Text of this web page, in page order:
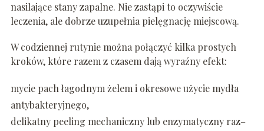
nasilające stany zapalne. Nie zastąpi to oczywiście
leczenia, ale dobrze uzupełnia pielęgnację miejscową.
W codziennej rutynie można połączyć kilka prostych
kroków, które razem z czasem dają wyraźny efekt:
mycie pach łagodnym żelem i okresowe użycie mydła
antybakteryjnego,
delikatny peeling mechaniczny lub enzymatyczny raz–